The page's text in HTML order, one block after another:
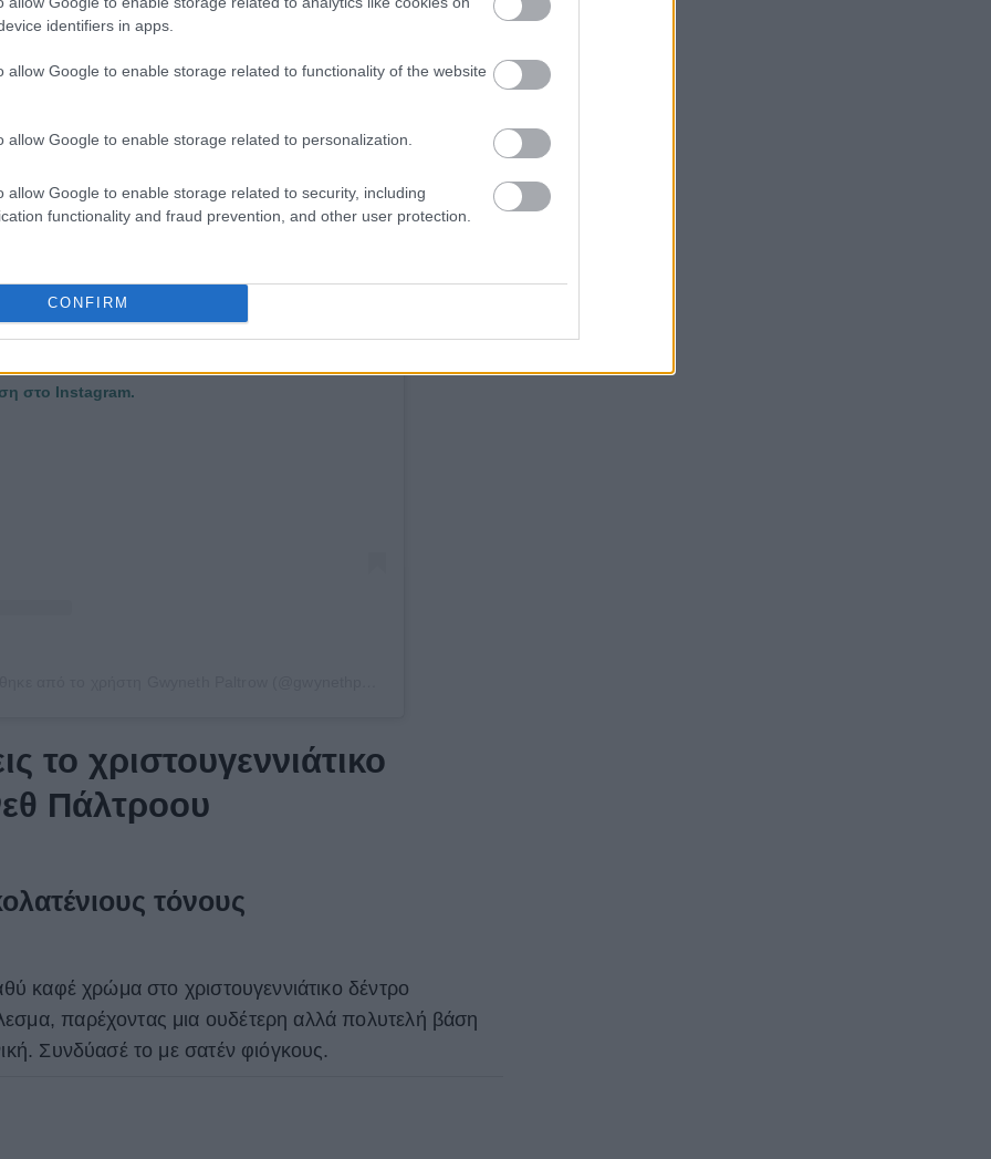
identifiers in apps.
allow Google to enable storage related to functionality of the website
allow Google to enable storage related to personalization.
allow Google to enable storage related to security, including
functionality and fraud prevention, and other user protection.
CONFIRM
στο Instagram.
το χριστουγεννιάτικο
Πάλτροου
τόνους
καφέ χρώμα στο χριστουγεννιάτικο δέντρο
παρέχοντας μια ουδέτερη αλλά πολυτελή βάση
Συνδύασέ το με σατέν φιόγκους.